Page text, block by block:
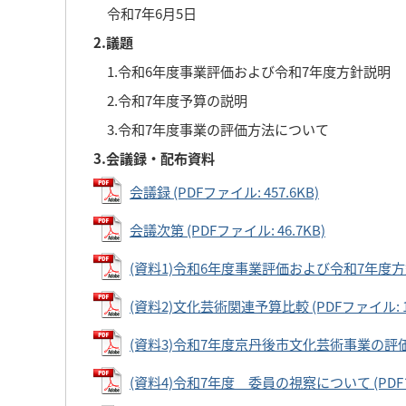
令和7年6月5日
2.議題
1.令和6年度事業評価および令和7年度方針説明
2.令和7年度予算の説明
3.令和7年度事業の評価方法について
3.会議録・配布資料
会議録 (PDFファイル: 457.6KB)
会議次第 (PDFファイル: 46.7KB)
(資料1)令和6年度事業評価および令和7年度
(資料2)文化芸術関連予算比較 (PDFファイル:
(資料3)令和7年度京丹後市文化芸術事業の評
(資料4)令和7年度 委員の視察について (PDF